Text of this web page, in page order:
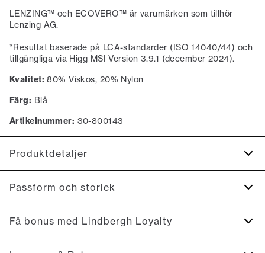
LENZING™ och ECOVERO™ är varumärken som tillhör
Lenzing AG.
*Resultat baserade på LCA-standarder (ISO 14040/44) och
tillgängliga via Higg MSI Version 3.9.1 (december 2024).
Kvalitet: 80% Viskos, 20% Nylon
Färg: Blå
Artikelnummer: 30-800143
Produktdetaljer
Lukkes med dragkedja.
Hög hals.
Passform och storlek
Fit: Slim fit
Produkten är liten i storleken, så vi rekommenderar att gå
upp en storlek., Tätsittande passform som framhäver
Få bonus med Lindbergh Loyalty